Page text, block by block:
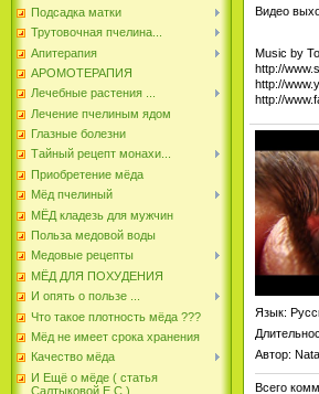
Подсадка матки
Трутовочная пчелина...
Апитерапия
АРОМОТЕРАПИЯ
Лечебные растения ...
Лечение пчелиным ядом
Глазные болезни
Тайный рецепт монахи...
Приобретение мёда
Мёд пчелиный
МЁД кладезь для мужчин
Польза медовой воды
Медовые рецепты
МЁД ДЛЯ ПОХУДЕНИЯ
И опять о пользе ...
Что такое плотность мёда ???
Мёд не имеет срока хранения
Качество мёда
И Ещё о мёде ( статья
Салтыковой Е С )
Видео
Music by
http://
http://
http://
Язык:
Автор:
Всего